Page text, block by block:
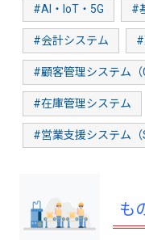
#AI・IoT・5G #
#会計システム
#顧客管理システム（
#在庫管理システム
#営業支援システム（
も